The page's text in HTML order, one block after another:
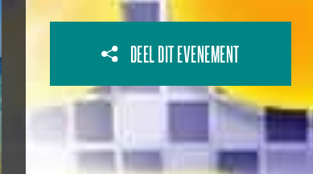
DEEL DIT EVENEMENT